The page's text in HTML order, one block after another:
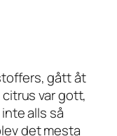
gått åt
var gott,
alls så
det mesta